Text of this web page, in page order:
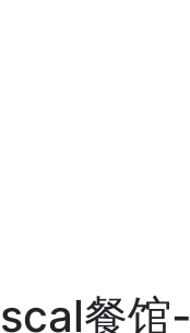
餐馆-